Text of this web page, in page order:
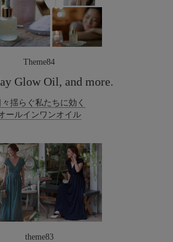
Theme84
Glow Oil, and more.
々揺らぐ私たちに効く
ールインワンオイル
theme83